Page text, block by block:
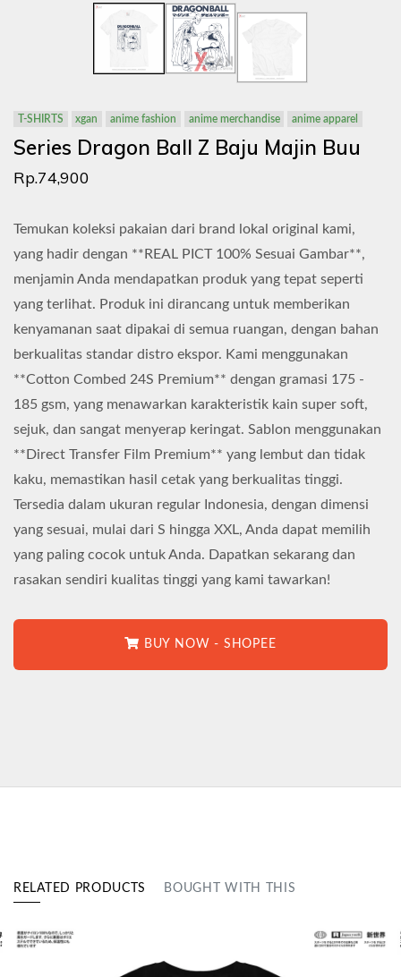
T-SHIRTS xgan anime fashion anime merchandise anime apparel
Series Dragon Ball Z Baju Majin Buu
Rp.74,900
Temukan koleksi pakaian dari brand lokal original kami,
yang hadir dengan **REAL PICT 100% Sesuai Gambar**,
menjamin Anda mendapatkan produk yang tepat seperti
yang terlihat. Produk ini dirancang untuk memberikan
kenyamanan saat dipakai di semua ruangan, dengan bahan
berkualitas standar distro ekspor. Kami menggunakan
**Cotton Combed 24S Premium** dengan gramasi 175 -
185 gsm, yang menawarkan karakteristik kain super soft,
sejuk, dan sangat menyerap keringat. Sablon menggunakan
**Direct Transfer Film Premium** yang lembut dan tidak
kaku, memastikan hasil cetak yang berkualitas tinggi.
Tersedia dalam ukuran regular Indonesia, dengan dimensi
yang sesuai, mulai dari S hingga XXL, Anda dapat memilih
yang paling cocok untuk Anda. Dapatkan sekarang dan
rasakan sendiri kualitas tinggi yang kami tawarkan!
BUY NOW - SHOPEE
RELATED PRODUCTS BOUGHT WITH THIS